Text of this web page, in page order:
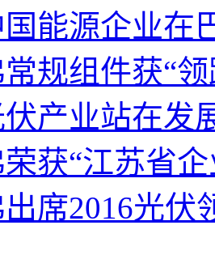
能源企业在
规组件获“
产业站在发
获“江苏省
席2016光伏